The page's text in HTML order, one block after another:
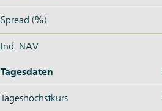
Spread (%)
Ind. NAV
Tagesdaten
Tageshöchstkurs